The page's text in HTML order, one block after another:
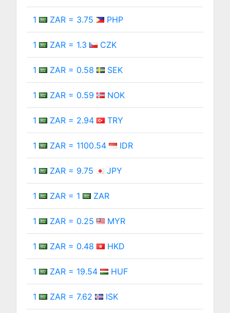
1 ZAR = 3.75 PHP
1 ZAR = 1.3 CZK
1 ZAR = 0.58 SEK
1 ZAR = 0.59 NOK
1 ZAR = 2.94 TRY
1 ZAR = 1100.54 IDR
1 ZAR = 9.75 JPY
1 ZAR = 1 ZAR
1 ZAR = 0.25 MYR
1 ZAR = 0.48 HKD
1 ZAR = 19.54 HUF
1 ZAR = 7.62 ISK